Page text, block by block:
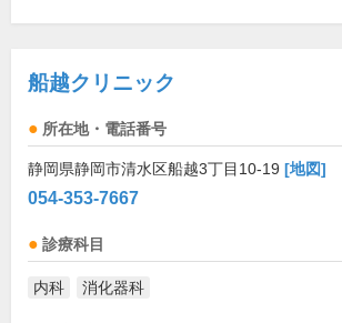
船越クリニック
所在地・電話番号
静岡県静岡市清水区船越3丁目10-19 [地図]
054-353-7667
診療科目
内科 消化器科